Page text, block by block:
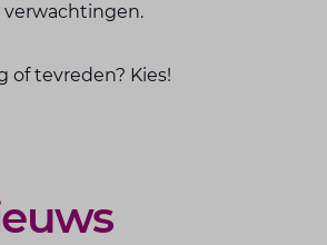
verwachtingen.
of tevreden? Kies!